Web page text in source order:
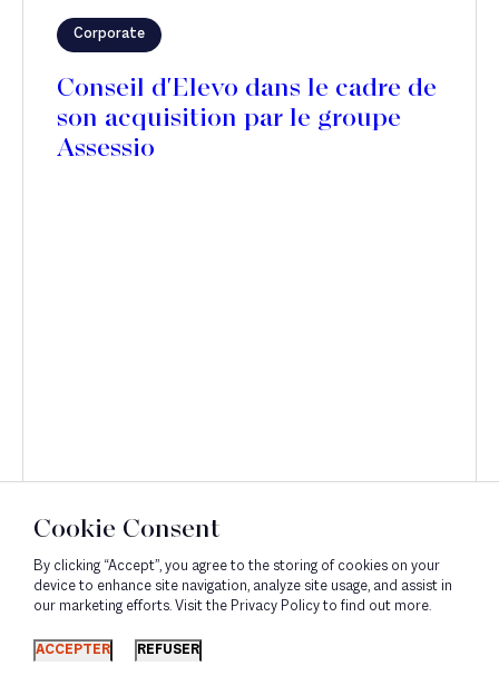
Corporate
Conseil d'Elevo dans le cadre de
son acquisition par le groupe
Assessio
Découvrir
Cookie Consent
By clicking “Accept”, you agree to the storing of cookies on your
device to enhance site navigation, analyze site usage, and assist in
our marketing efforts. Visit the Privacy Policy to find out more.
ACCEPTER REFUSER